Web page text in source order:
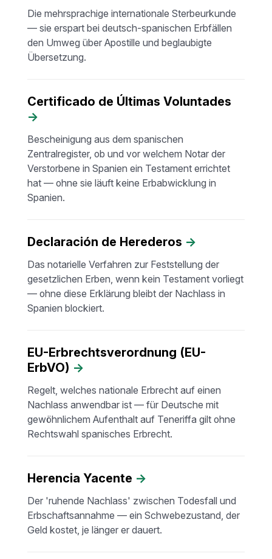
Die mehrsprachige internationale Sterbeurkunde
— sie erspart bei deutsch-spanischen Erbfällen
den Umweg über Apostille und beglaubigte
Übersetzung.
Certificado de Últimas Voluntades
→
Bescheinigung aus dem spanischen
Zentralregister, ob und vor welchem Notar der
Verstorbene in Spanien ein Testament errichtet
hat — ohne sie läuft keine Erbabwicklung in
Spanien.
Declaración de Herederos →
Das notarielle Verfahren zur Feststellung der
gesetzlichen Erben, wenn kein Testament vorliegt
— ohne diese Erklärung bleibt der Nachlass in
Spanien blockiert.
EU-Erbrechtsverordnung (EU-
ErbVO) →
Regelt, welches nationale Erbrecht auf einen
Nachlass anwendbar ist — für Deutsche mit
gewöhnlichem Aufenthalt auf Teneriffa gilt ohne
Rechtswahl spanisches Erbrecht.
Herencia Yacente →
Der 'ruhende Nachlass' zwischen Todesfall und
Erbschaftsannahme — ein Schwebezustand, der
Geld kostet, je länger er dauert.